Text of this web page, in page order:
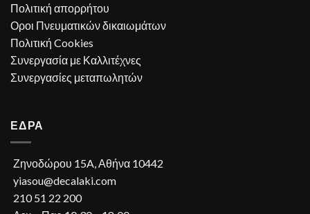
Πολιτική απορρήτου
Οροι Πνευματικών δικαιωμάτων
Πολιτική Cookies
Συνεργασία με Καλλιτέχνες
Συνεργασίες μεταπωλητών
ΕΔΡΑ
Ζηνοδώρου 15A, Αθήνα 10442
yiasou@decalaki.com
210 51 22 200